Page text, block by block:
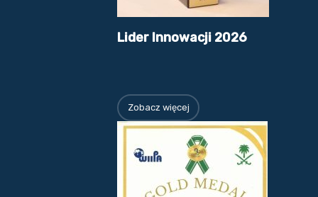
Lider Innowacji 2026
Zobacz więcej